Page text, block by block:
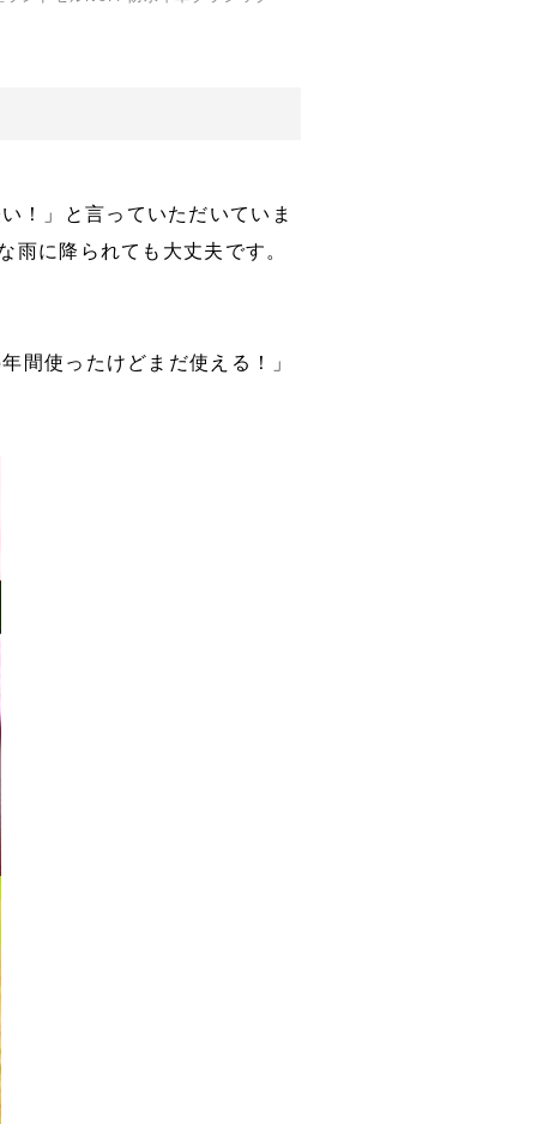
！」と言っていただいていま
雨に降られても大丈夫です。
間使ったけどまだ使える！」